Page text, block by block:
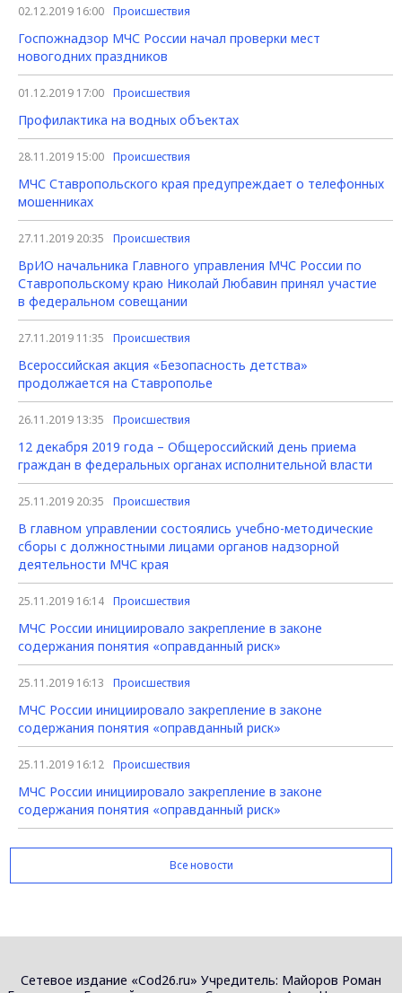
02.12.2019 16:00 Происшествия
Госпожнадзор МЧС России начал проверки мест
новогодних праздников
01.12.2019 17:00 Происшествия
Профилактика на водных объектах
28.11.2019 15:00 Происшествия
МЧС Ставропольского края предупреждает о телефонных
мошенниках
27.11.2019 20:35 Происшествия
ВрИО начальника Главного управления МЧС России по
Ставропольскому краю Николай Любавин принял участие
в федеральном совещании
27.11.2019 11:35 Происшествия
Всероссийская акция «Безопасность детства»
продолжается на Ставрополье
26.11.2019 13:35 Происшествия
12 декабря 2019 года – Общероссийский день приема
граждан в федеральных органах исполнительной власти
25.11.2019 20:35 Происшествия
В главном управлении состоялись учебно-методические
сборы с должностными лицами органов надзорной
деятельности МЧС края
25.11.2019 16:14 Происшествия
МЧС России инициировало закрепление в законе
содержания понятия «оправданный риск»
25.11.2019 16:13 Происшествия
МЧС России инициировало закрепление в законе
содержания понятия «оправданный риск»
25.11.2019 16:12 Происшествия
МЧС России инициировало закрепление в законе
содержания понятия «оправданный риск»
Все новости
Сетевое издание «Cod26.ru» Учредитель: Майоров Роман